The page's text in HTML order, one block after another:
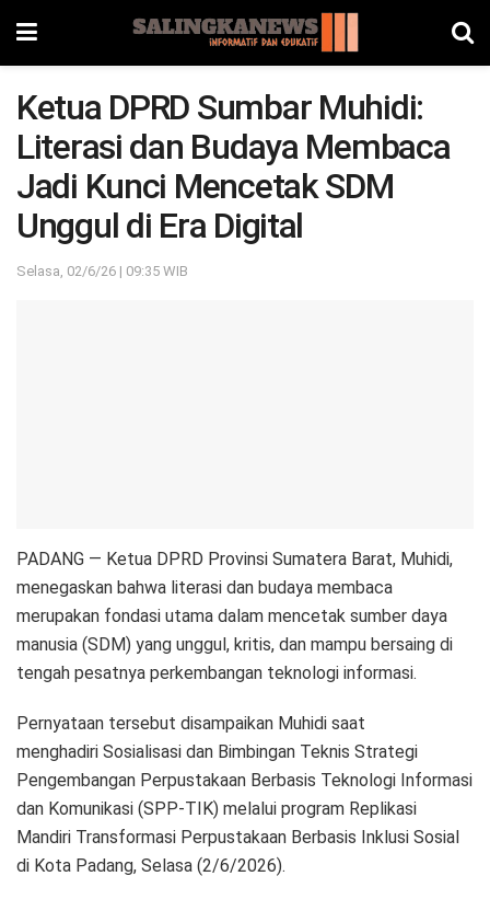
Ketua DPRD Sumbar Muhidi:
Literasi dan Budaya Membaca
Jadi Kunci Mencetak SDM
Unggul di Era Digital
Selasa, 02/6/26 | 09:35 WIB
PADANG — Ketua DPRD Provinsi Sumatera Barat, Muhidi,
menegaskan bahwa literasi dan budaya membaca
merupakan fondasi utama dalam mencetak sumber daya
manusia (SDM) yang unggul, kritis, dan mampu bersaing di
tengah pesatnya perkembangan teknologi informasi.
Pernyataan tersebut disampaikan Muhidi saat
menghadiri Sosialisasi dan Bimbingan Teknis Strategi
Pengembangan Perpustakaan Berbasis Teknologi Informasi
dan Komunikasi (SPP-TIK) melalui program Replikasi
Mandiri Transformasi Perpustakaan Berbasis Inklusi Sosial
di Kota Padang, Selasa (2/6/2026).